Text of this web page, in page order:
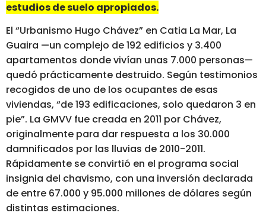
estudios de suelo apropiados.
El “Urbanismo Hugo Chávez” en Catia La Mar, La
Guaira —un complejo de 192 edificios y 3.400
apartamentos donde vivían unas 7.000 personas—
quedó prácticamente destruido. Según testimonios
recogidos de uno de los ocupantes de esas
viviendas, “de 193 edificaciones, solo quedaron 3 en
pie”. La GMVV fue creada en 2011 por Chávez,
originalmente para dar respuesta a los 30.000
damnificados por las lluvias de 2010-2011.
Rápidamente se convirtió en el programa social
insignia del chavismo, con una inversión declarada
de entre 67.000 y 95.000 millones de dólares según
distintas estimaciones.